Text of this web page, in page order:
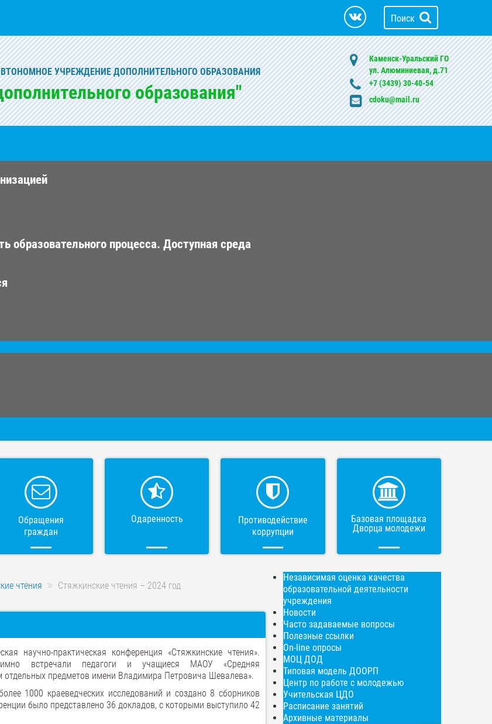
Поиск
УЧРЕЖДЕНИЕ ДОПОЛНИТЕЛЬНОГО ОБРАЗОВАНИЯ
образования"
Каменск-Уральский ГО
ул. Алюминиевая, д.71
+7 (3439) 30-40-54
cdoku@mail.ru
образовательного процесса. Доступная среда
Обращения
граждан
Одаренность
Противодействие
коррупции
Базовая площадка
Дворца молодежи
чтения Стяжкинские чтения – 2024 год
научно-практическая конференция «Стяжкинские чтения».
встречали педагоги и учащиеся МАОУ «Средняя
предметов имени Владимира Петровича Шевалева».
1000 краеведческих исследований и создано 8 сборников
было представлено 36 докладов, с которыми выступило 42
Независимая оценка качества
образовательной деятельности
учреждения
Новости
Часто задаваемые вопросы
Полезные ссылки
On-line опросы
МОЦ ДОД
Типовая модель ДООРП
Центр по работе с молодежью
Учительская ЦДО
Расписание занятий
Архивные материалы